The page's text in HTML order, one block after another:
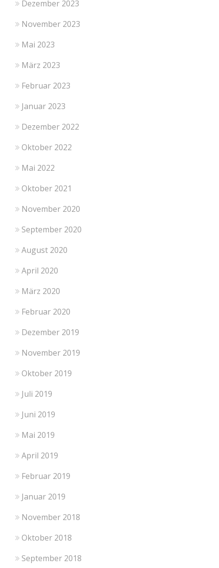
Dezember 2023
November 2023
Mai 2023
März 2023
Februar 2023
Januar 2023
Dezember 2022
Oktober 2022
Mai 2022
Oktober 2021
November 2020
September 2020
August 2020
April 2020
März 2020
Februar 2020
Dezember 2019
November 2019
Oktober 2019
Juli 2019
Juni 2019
Mai 2019
April 2019
Februar 2019
Januar 2019
November 2018
Oktober 2018
September 2018